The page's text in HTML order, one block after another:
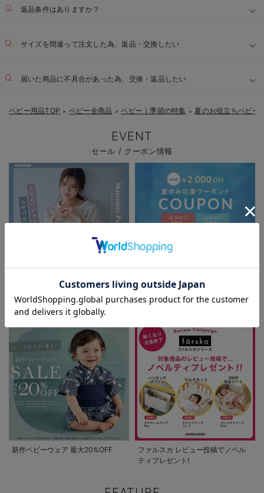
返品条件はありますか？
サイズを間違って注文した為、返品・交換したい
届いた商品に不具合があった為、交換・返品したい
お気に入り商品を確認する
ベビー用品TOP ＞ ベビー全商品 ＞ ベビー｜季節の特集 ＞ 夏のお役立ちベビー
EVENT
セール / クーポン情報
夏休み応援クーポン MAX2,000円
OFF
新作ベビーウェア 最大20%OFF
ファルスカ レビュー投稿でノベル
ティプレゼント!